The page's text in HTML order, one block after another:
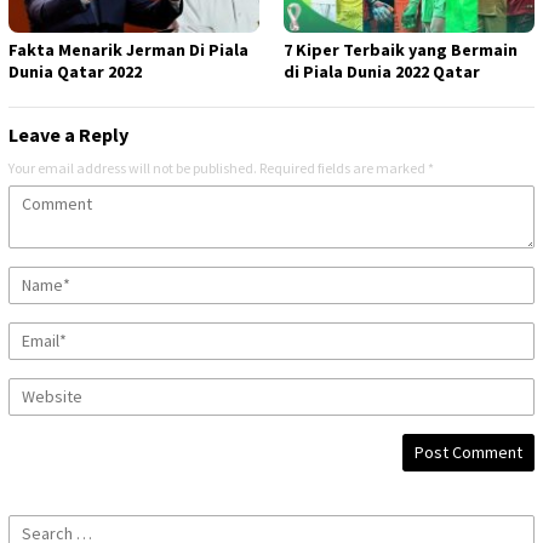
Fakta Menarik Jerman Di Piala
Dunia Qatar 2022
7 Kiper Terbaik yang Bermain
di Piala Dunia 2022 Qatar
Leave a Reply
Your email address will not be published. Required fields are marked *
Search